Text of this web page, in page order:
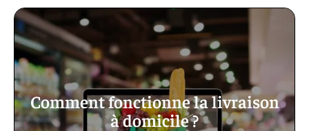
Comment fonctionne la livraison
à domicile ?